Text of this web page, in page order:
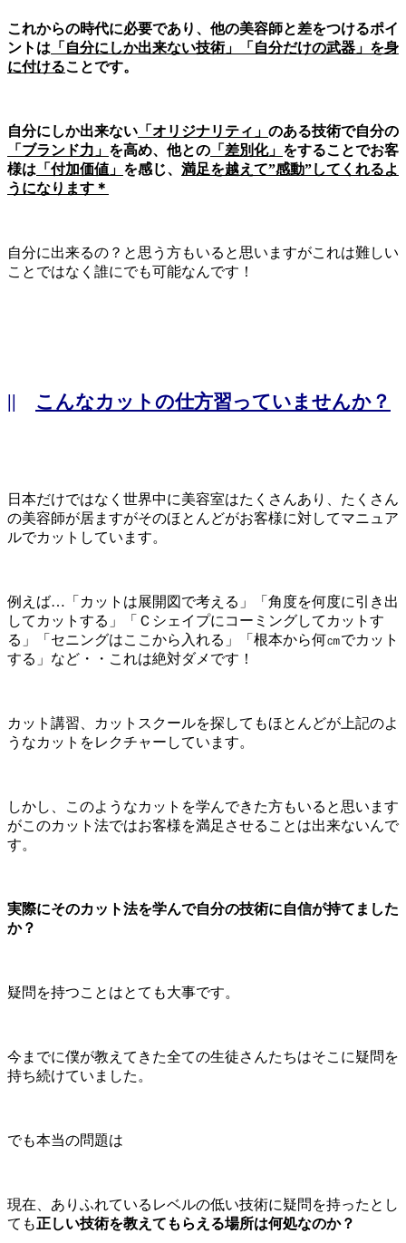
これからの時代に必要であり、他の美容師と差をつけるポイ
ントは 「自分にしか出来ない技術」「自分だけの武器」を身
に付けることです。
自分にしか出来ない 「オリジナリティ」 のある技術で自分の
「ブランド力」 を高め、他との 「差別化」 をすることでお客
様は 「付加価値」 を感じ、 満足を越えて”感動”してくれるよ
うになります＊
自分に出来るの？と思う方もいると思いますがこれは難しい
ことではなく誰にでも可能なんです！
|| こんなカットの仕方習っていませんか？
日本だけではなく世界中に美容室はたくさんあり、たくさん
の美容師が居ますがそのほとんどがお客様に対してマニュア
ルでカットしています。
例えば…「カットは展開図で考える」「角度を何度に引き出
してカットする」「Ｃシェイプにコーミングしてカットす
る」「セニングはここから入れる」「根本から何㎝でカット
する」など・・これは絶対ダメです！
カット講習、カットスクールを探してもほとんどが上記のよ
うなカットをレクチャーしています。
しかし、このようなカットを学んできた方もいると思います
がこのカット法ではお客様を満足させることは出来ないんで
す。
実際にそのカット法を学んで自分の技術に自信が持てました
か？
疑問を持つことはとても大事です。
今までに僕が教えてきた全ての生徒さんたちはそこに疑問を
持ち続けていました。
でも本当の問題は
現在、ありふれているレベルの低い技術に疑問を持ったとし
ても正しい技術を教えてもらえる場所は何処なのか？